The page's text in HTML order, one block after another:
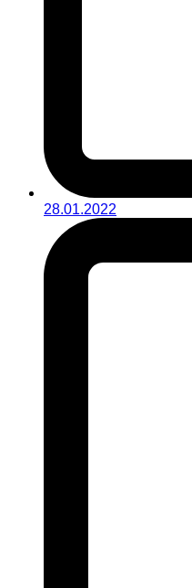
28.01.2022